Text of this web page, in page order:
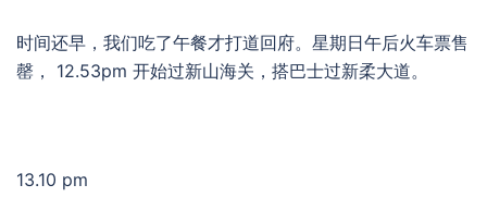
时间还早，我们吃了午餐才打道回府。星期日午后火车票售
罄， 12.53pm 开始过新山海关，搭巴士过新柔大道。
13.10 pm